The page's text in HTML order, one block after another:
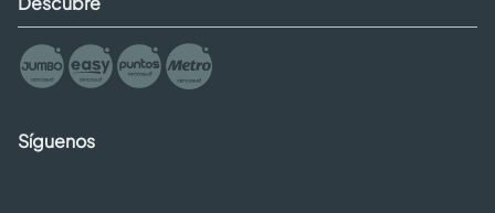
Síguenos